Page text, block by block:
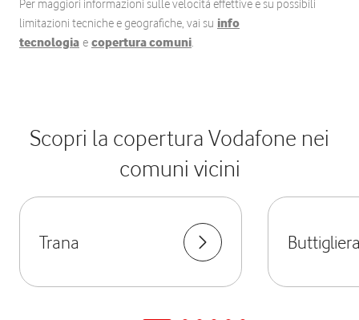
Per maggiori informazioni sulle velocità effettive e su possibili
limitazioni tecniche e geografiche, vai su info
tecnologia e copertura comuni.
Scopri la copertura Vodafone nei
comuni vicini
Trana